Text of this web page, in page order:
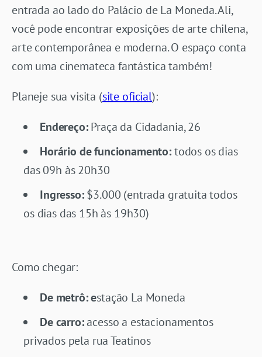
entrada ao lado do Palácio de La Moneda. Ali,
você pode encontrar exposições de arte chilena,
arte contemporânea e moderna. O espaço conta
com uma cinemateca fantástica também!
Planeje sua visita (site oficial):
Endereço:Praça da Cidadania, 26
Horário de funcionamento:todos os dias
das 09h às 20h30
Ingresso:$3.000 (entrada gratuita todos
os dias das 15h às 19h30)
Como chegar:
De metrô: estação La Moneda
De carro:acesso a estacionamentos
privados pela rua Teatinos